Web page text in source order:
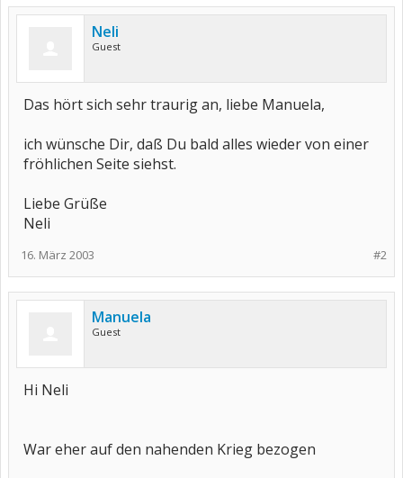
Neli
Guest
Das hört sich sehr traurig an, liebe Manuela,
ich wünsche Dir, daß Du bald alles wieder von einer
fröhlichen Seite siehst.
Liebe Grüße
Neli
#2
16. März 2003
Manuela
Guest
Hi Neli
War eher auf den nahenden Krieg bezogen